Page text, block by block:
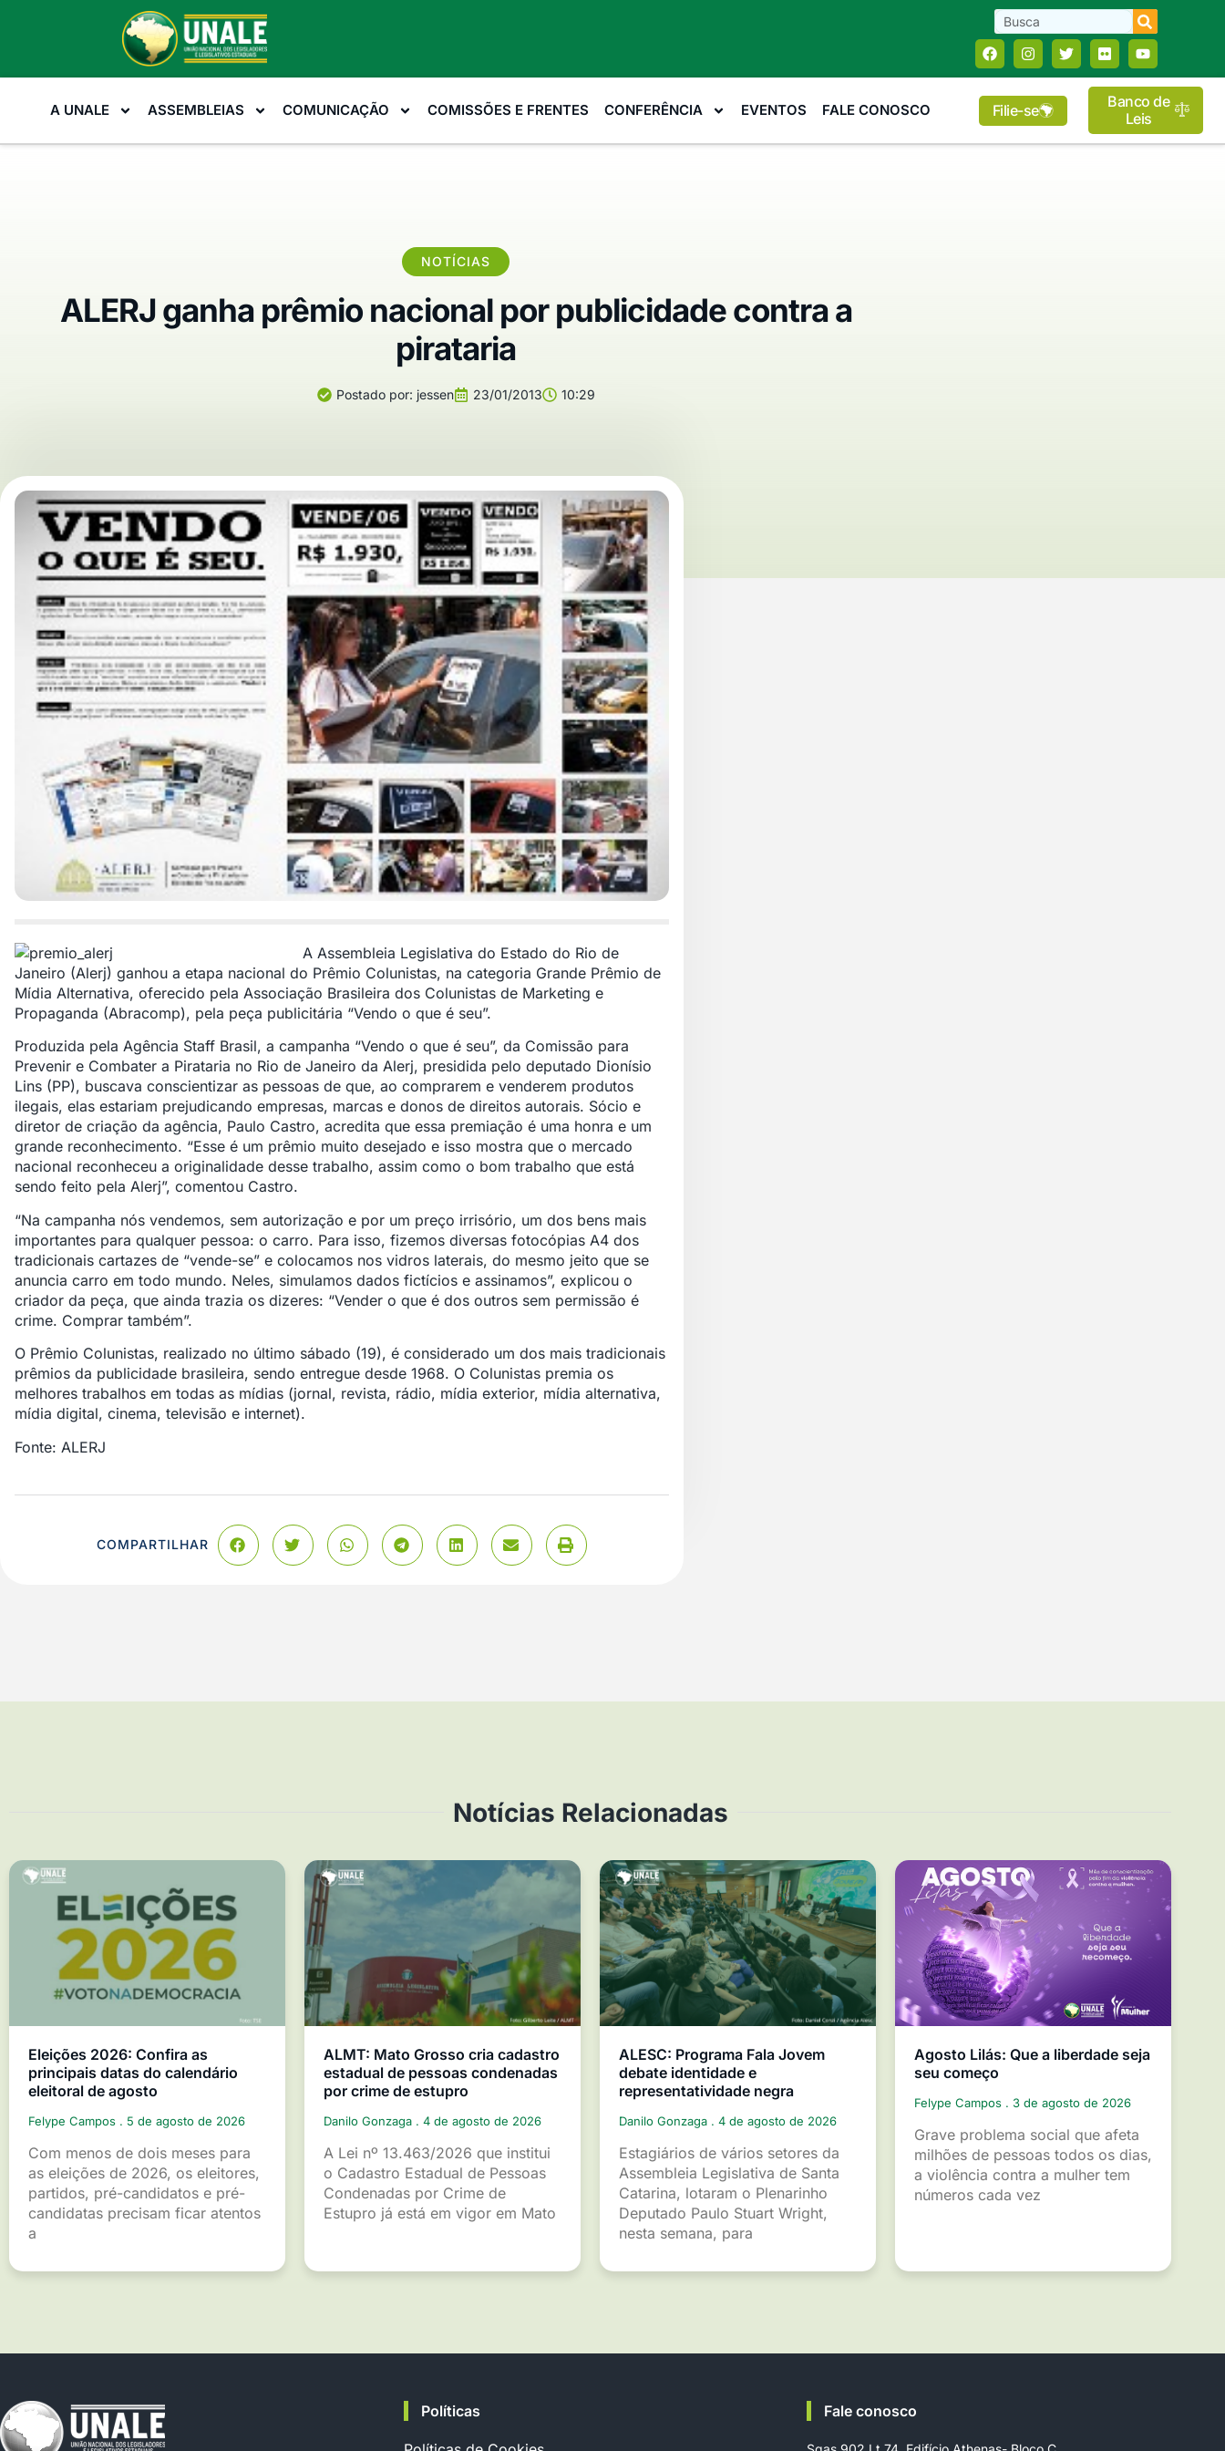
A UNALE ASSEMBLEIAS COMUNICAÇÃO COMISSÕES E FRENTES CONFERÊNCIA EVENTOS FALE CONOSCO Filie-se
Banco de
Leis
NOTÍCIAS
ALERJ ganha prêmio nacional por publicidade contra a
pirataria
Postado por: jessen 23/01/2013 10:29
A Assembleia Legislativa do Estado do Rio de
Janeiro (Alerj) ganhou a etapa nacional do Prêmio Colunistas, na categoria Grande Prêmio de
Mídia Alternativa, oferecido pela Associação Brasileira dos Colunistas de Marketing e
Propaganda (Abracomp), pela peça publicitária “Vendo o que é seu”.
Produzida pela Agência Staff Brasil, a campanha “Vendo o que é seu”, da Comissão para
Prevenir e Combater a Pirataria no Rio de Janeiro da Alerj, presidida pelo deputado Dionísio
Lins (PP), buscava conscientizar as pessoas de que, ao comprarem e venderem produtos
ilegais, elas estariam prejudicando empresas, marcas e donos de direitos autorais. Sócio e
diretor de criação da agência, Paulo Castro, acredita que essa premiação é uma honra e um
grande reconhecimento. “Esse é um prêmio muito desejado e isso mostra que o mercado
nacional reconheceu a originalidade desse trabalho, assim como o bom trabalho que está
sendo feito pela Alerj”, comentou Castro.
“Na campanha nós vendemos, sem autorização e por um preço irrisório, um dos bens mais
importantes para qualquer pessoa: o carro. Para isso, fizemos diversas fotocópias A4 dos
tradicionais cartazes de “vende-se” e colocamos nos vidros laterais, do mesmo jeito que se
anuncia carro em todo mundo. Neles, simulamos dados fictícios e assinamos”, explicou o
criador da peça, que ainda trazia os dizeres: “Vender o que é dos outros sem permissão é
crime. Comprar também”.
O Prêmio Colunistas, realizado no último sábado (19), é considerado um dos mais tradicionais
prêmios da publicidade brasileira, sendo entregue desde 1968. O Colunistas premia os
melhores trabalhos em todas as mídias (jornal, revista, rádio, mídia exterior, mídia alternativa,
mídia digital, cinema, televisão e internet).
Fonte: ALERJ
COMPARTILHAR
Notícias Relacionadas
Eleições 2026: Confira as
principais datas do calendário
eleitoral de agosto
Felype Campos 5 de agosto de 2026
Com menos de dois meses para
as eleições de 2026, os eleitores,
partidos, pré-candidatos e pré-
candidatas precisam ficar atentos
a
ALMT: Mato Grosso cria cadastro
estadual de pessoas condenadas
por crime de estupro
Danilo Gonzaga 4 de agosto de 2026
A Lei nº 13.463/2026 que institui
o Cadastro Estadual de Pessoas
Condenadas por Crime de
Estupro já está em vigor em Mato
ALESC: Programa Fala Jovem
debate identidade e
representatividade negra
Danilo Gonzaga 4 de agosto de 2026
Estagiários de vários setores da
Assembleia Legislativa de Santa
Catarina, lotaram o Plenarinho
Deputado Paulo Stuart Wright,
nesta semana, para
Agosto Lilás: Que a liberdade seja
seu começo
Felype Campos 3 de agosto de 2026
Grave problema social que afeta
milhões de pessoas todos os dias,
a violência contra a mulher tem
números cada vez
Políticas Fale conosco